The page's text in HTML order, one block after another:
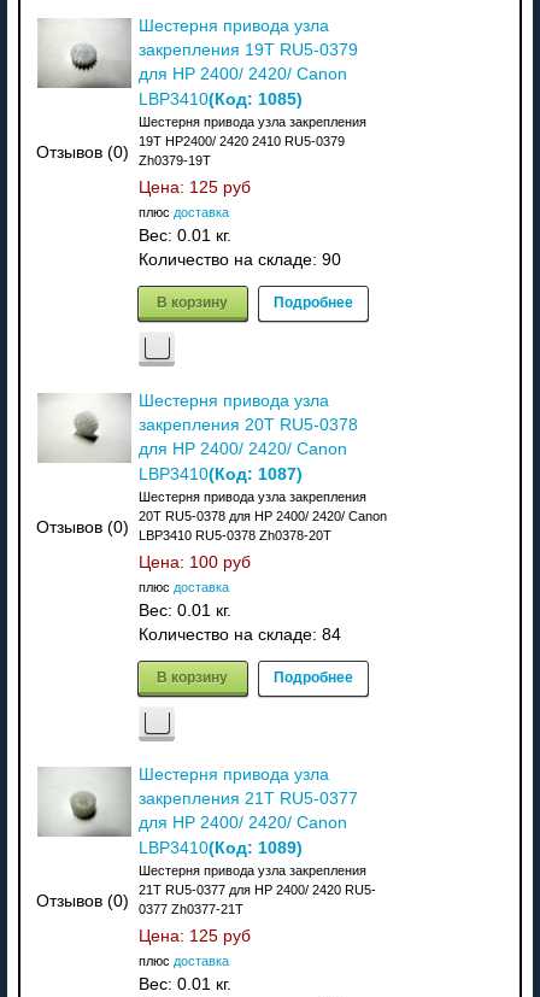
Отзывов (0)
Шестерня привода узла
закрепления 19T RU5-0379
для HP 2400/ 2420/ Canon
LBP3410(Код: 1085)
Шестерня привода узла закрепления
19T HP2400/ 2420 2410 RU5-0379
Zh0379-19T
Цена: 125 руб
плюс доставка
Вес: 0.01 кг.
Количество на складе: 90
В корзину Подробнее
Отзывов (0)
Шестерня привода узла
закрепления 20T RU5-0378
для HP 2400/ 2420/ Canon
LBP3410(Код: 1087)
Шестерня привода узла закрепления
20T RU5-0378 для HP 2400/ 2420/ Canon
LBP3410 RU5-0378 Zh0378-20T
Цена: 100 руб
плюс доставка
Вес: 0.01 кг.
Количество на складе: 84
В корзину Подробнее
Отзывов (0)
Шестерня привода узла
закрепления 21T RU5-0377
для HP 2400/ 2420/ Canon
LBP3410(Код: 1089)
Шестерня привода узла закрепления
21T RU5-0377 для HP 2400/ 2420 RU5-
0377 Zh0377-21T
Цена: 125 руб
плюс доставка
Вес: 0.01 кг.